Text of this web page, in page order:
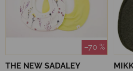
–70 %
THE NEW SADALEY